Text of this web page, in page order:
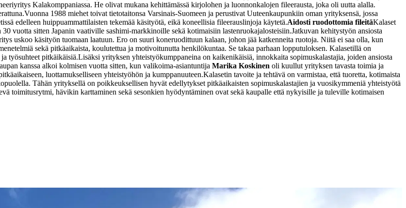
Kalakomppaniassa. He olivat mukana kehittämässä kirjolohen ja luonnonkalojen fileerausta, joka oli uutta alalla.
Vuonna 1988 miehet toivat tietotaitonsa Varsinais-Suomeen ja perustivat Uuteenkaupunkiin oman yrityksensä, jossa
edelleen huippuammattilaisten tekemää käsityötä, eikä koneellisia fileerauslinjoja käytetä.Aidosti ruodottomia fileitäKalaset
vuotta sitten Japanin vaativille sashimi-markkinoille sekä kotimaisiin lastenruokajalosteisiin.Jatkuvan kehitystyön ansiosta
uskoo käsityön tuomaan laatuun. Ero on suuri koneruodittuun kalaan, johon jää katkenneita ruotoja. Niitä ei saa olla, kun
sekä pitkäaikaista, koulutettua ja motivoitunutta henkilökuntaa. Se takaa parhaan lopputuloksen. Kalasetillä on
työsuhteet pitkäikäisiä.Lisäksi yrityksen yhteistyökumppaneina on kaikenikäisiä, innokkaita sopimuskalastajia, joiden ansiosta
kanssa alkoi kolmisen vuotta sitten, kun valikoima-asiantuntija Marika Koskinen oli kuullut yrityksen tavasta toimia ja
luottamukselliseen yhteistyöhön ja kumppanuuteen.Kalasetin tavoite ja tehtävä on varmistaa, että tuoretta, kotimaista
Tähän yrityksellä on poikkeuksellisen hyvät edellytykset pitkäaikaisten sopimuskalastajien ja vuosikymmeniä yhteistyötä
toimitusrytmi, hävikin karttaminen sekä sesonkien hyödyntäminen ovat sekä kaupalle että nykyisille ja tuleville kotimaisen